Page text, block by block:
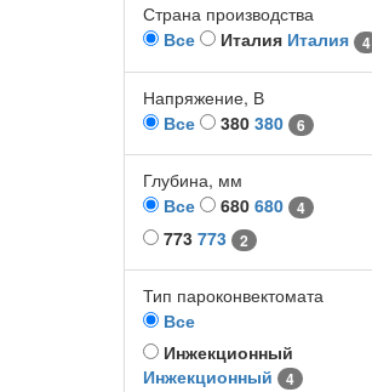
Страна производства
Все
Италия Италия 4
Напряжение, В
Все
380 380 6
Глубина, мм
Все
680 680 4
773 773 2
Тип пароконвектомата
Все
Инжекционный
Инжекционный
4